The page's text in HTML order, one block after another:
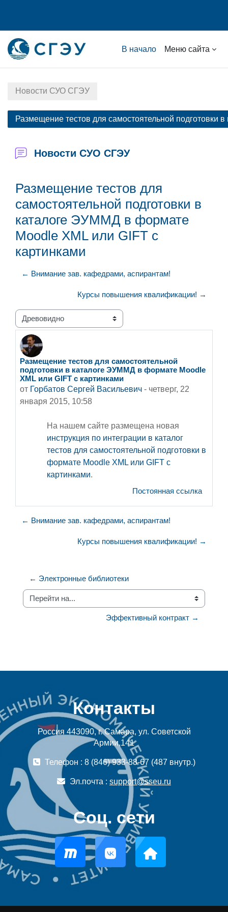
В начало
Меню сайта
Новости СУО СГЭУ
Размещение тестов для самостоятельной
Новости СУО СГЭУ
Размещение тестов для
самостоятельной подготовки в
каталоге ЭУММД в формате
Moodle XML или GIFT с
картинками
← Внимание зав. кафедрами, аспирантам!
Курсы повышения квалификации! →
Режим отображения
Размещение тестов для самостоятельной
подготовки в каталоге ЭУММД в формате Moodle
XML или GIFT с картинками
от Горбатов Сергей Васильевич - четверг, 22
января 2015, 10:58
Количество ответов: 0
На нашем сайте размещена новая
инструкция по интеграции в каталог
тестов для самостоятельной подготовки в
формате Moodle XML или GIFT с
картинками.
Постоянная ссылка
← Внимание зав. кафедрами, аспирантам!
Курсы повышения квалификации! →
← Электронные библиотеки
Перейти на...
Эффективный контракт →
Контакты
Россия 443090, г. Самара, ул. Советской
Армии,141
Телефон : 8 (846) 933-88-67 (487 внутр.)
Эл.почта : support@sseu.ru
Соц. сети